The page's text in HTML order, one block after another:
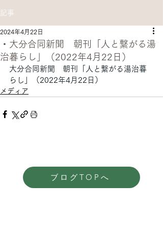
記事
・大分合同新聞 朝刊「人と繋がる湯
治暮らし」（2022年4月22日）
2024年4月22日
大分合同新聞　朝刊「人と繋がる湯治暮
らし」（2022年4月22日）
メディア
ブログTOPへ